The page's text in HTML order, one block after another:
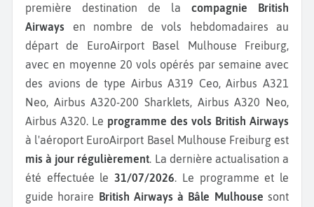
première destination de la compagnie British
Airways en nombre de vols hebdomadaires au
départ de EuroAirport Basel Mulhouse Freiburg,
avec en moyenne 20 vols opérés par semaine avec
des avions de type Airbus A319 Ceo, Airbus A321
Neo, Airbus A320-200 Sharklets, Airbus A320 Neo,
Airbus A320. Le programme des vols British Airways
à l'aéroport EuroAirport Basel Mulhouse Freiburg est
mis à jour régulièrement. La dernière actualisation a
été effectuée le31/07/2026. Le programme et le
guide horaire British Airways à Bâle Mulhouse sont